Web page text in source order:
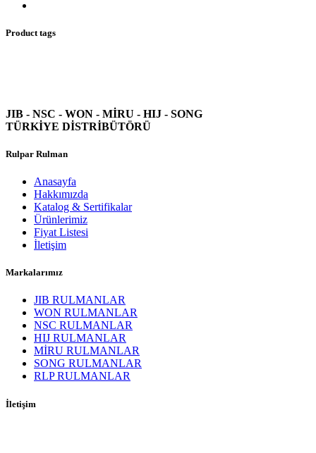
Product tags
JIB - NSC - WON - MİRU - HIJ - SONG
TÜRKİYE DİSTRİBÜTÖRÜ
Rulpar Rulman
Anasayfa
Hakkımızda
Katalog & Sertifikalar
Ürünlerimiz
Fiyat Listesi
İletişim
Markalarımız
JIB RULMANLAR
WON RULMANLAR
NSC RULMANLAR
HIJ RULMANLAR
MİRU RULMANLAR
SONG RULMANLAR
RLP RULMANLAR
İletişim